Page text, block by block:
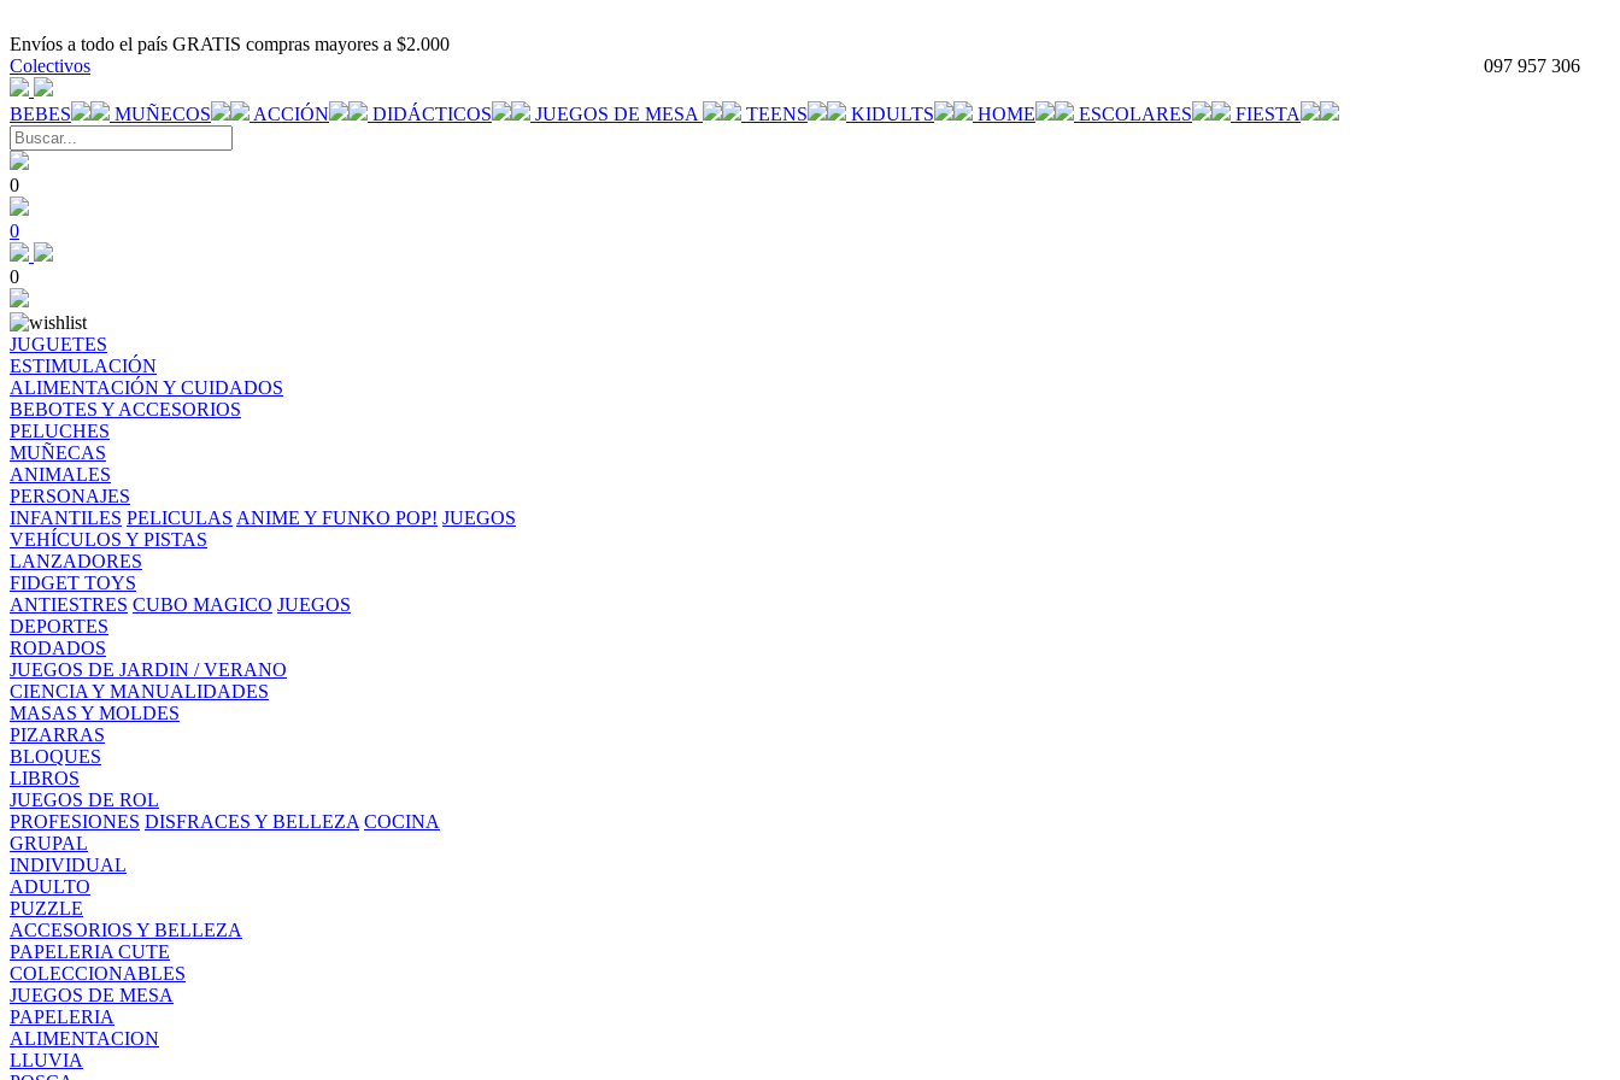
Envíos a todo el país GRATIS compras mayores a $2.000
097 957 306
Colectivos
BEBES MUÑECOS ACCIÓN DIDÁCTICOS JUEGOS DE MESA TEENS KIDULTS HOME ESCOLARES FIESTA
0
0
0
JUGUETES
ESTIMULACIÓN
ALIMENTACIÓN Y CUIDADOS
BEBOTES Y ACCESORIOS
PELUCHES
MUÑECAS
ANIMALES
PERSONAJES
INFANTILES PELICULAS ANIME Y FUNKO POP! JUEGOS
VEHÍCULOS Y PISTAS
LANZADORES
FIDGET TOYS
ANTIESTRES CUBO MAGICO JUEGOS
DEPORTES
RODADOS
JUEGOS DE JARDIN / VERANO
CIENCIA Y MANUALIDADES
MASAS Y MOLDES
PIZARRAS
BLOQUES
LIBROS
JUEGOS DE ROL
PROFESIONES DISFRACES Y BELLEZA COCINA
GRUPAL
INDIVIDUAL
ADULTO
PUZZLE
ACCESORIOS Y BELLEZA
PAPELERIA CUTE
COLECCIONABLES
JUEGOS DE MESA
PAPELERIA
ALIMENTACION
LLUVIA